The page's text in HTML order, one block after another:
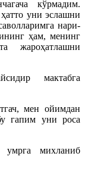
кўрмадим.
уни эслашни
нари-
ҳам, менинг
жароҳатлашни
мактабга
мен ойимдан
гапим уни роса
михланиб